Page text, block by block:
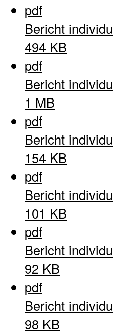
pdf
Bericht
494 KB
pdf
Bericht
1 MB
pdf
Bericht
154 KB
pdf
Bericht
101 KB
pdf
Bericht
92 KB
pdf
Bericht
98 KB